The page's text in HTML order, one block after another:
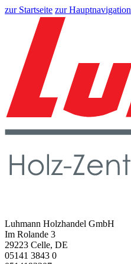
zur Startseite zur Hauptnavigation
Luhmann Holzhandel GmbH
Im Rolande 3
29223 Celle, DE
05141 3843 0